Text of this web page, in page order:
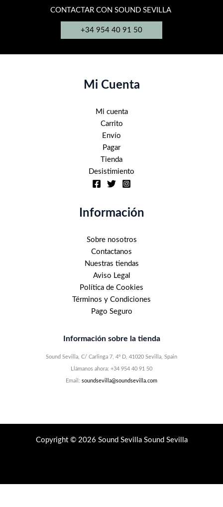
Las
CONTACTAR CON SOUND SEVILLA
+34 954 40 91 50
Mi Cuenta
Mi cuenta
Carrito
Envío
Pagar
Tienda
Desistimiento
Información
Sobre nosotros
Contactanos
Nuestras tiendas
Aviso Legal
Política de Cookies
Términos y Condiciones
Pago Seguro
Información sobre la tienda
Sound Sevilla, C/ Carlinga 7, 4º D, 41020 Sevilla, Spain
Llámanos ahora: +34 954 40 91 50
Email: soundsevilla@soundsevilla.com
Copyright © 2026 Sound Sevilla Sound Sevilla